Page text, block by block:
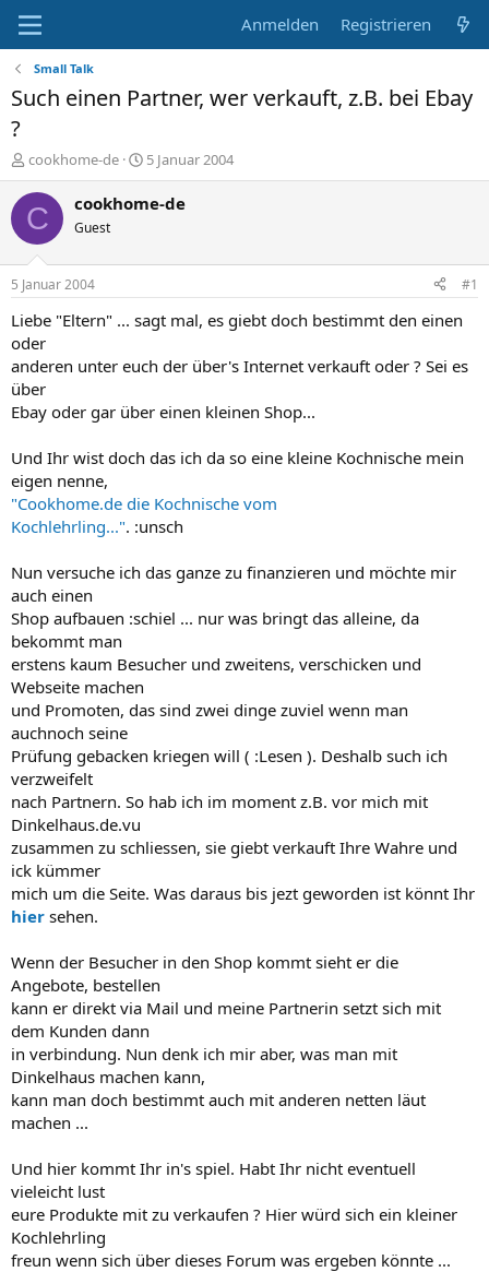
Anmelden Registrieren
Small Talk
Such einen Partner, wer verkauft, z.B. bei Ebay
?
E
r
s
t
e
r
cookhome-de
E
r
s
t
a
m
5 Januar 2004
C cookhome-de
Guest
5 Januar 2004 #1
Liebe "Eltern" ... sagt mal, es giebt doch bestimmt den einen
oder
anderen unter euch der über's Internet verkauft oder ? Sei es
über
Ebay oder gar über einen kleinen Shop...
Und Ihr wist doch das ich da so eine kleine Kochnische mein
eigen nenne,
"Cookhome.de die Kochnische vom
Kochlehrling...". :unsch
Nun versuche ich das ganze zu finanzieren und möchte mir
auch einen
Shop aufbauen :schiel ... nur was bringt das alleine, da
bekommt man
erstens kaum Besucher und zweitens, verschicken und
Webseite machen
und Promoten, das sind zwei dinge zuviel wenn man
auchnoch seine
Prüfung gebacken kriegen will ( :Lesen ). Deshalb such ich
verzweifelt
nach Partnern. So hab ich im moment z.B. vor mich mit
Dinkelhaus.de.vu
zusammen zu schliessen, sie giebt verkauft Ihre Wahre und
ick kümmer
mich um die Seite. Was daraus bis jezt geworden ist könnt Ihr
hier sehen.
Wenn der Besucher in den Shop kommt sieht er die
Angebote, bestellen
kann er direkt via Mail und meine Partnerin setzt sich mit
dem Kunden dann
in verbindung. Nun denk ich mir aber, was man mit
Dinkelhaus machen kann,
kann man doch bestimmt auch mit anderen netten läut
machen ...
Und hier kommt Ihr in's spiel. Habt Ihr nicht eventuell
vieleicht lust
eure Produkte mit zu verkaufen ? Hier würd sich ein kleiner
Kochlehrling
freun wenn sich über dieses Forum was ergeben könnte ...